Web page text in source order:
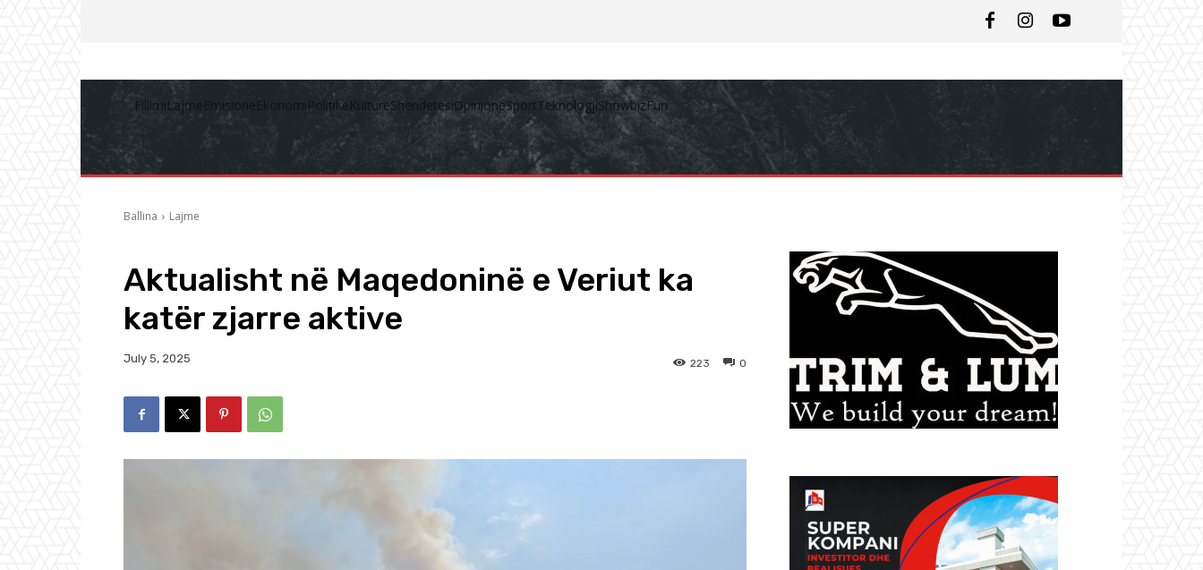
FillimiLajmeEmisioneEkonomiPolitikëKulturëShëndetësiOpinioneSportTeknologjiShowbizFun
Ballina Lajme
Aktualisht në Maqedoninë e Veriut ka
katër zjarre aktive
July 5, 2025 0
223